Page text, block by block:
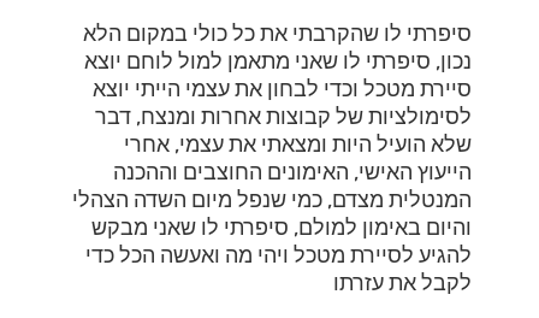
סיפרתי לו שהקרבתי את כל כולי במקום הלא
נכון, סיפרתי לו שאני מתאמן למול לוחם יוצא
סיירת מטכל וכדי לבחון את עצמי הייתי יוצא
לסימולציות של קבוצות אחרות ומנצח, דבר
שלא הועיל היות ומצאתי את עצמי, אחרי
הייעוץ האישי, האימונים החוצבים וההכנה
המנטלית מצדם, כמי שנפל מיום השדה הצהלי
והיום באימון למולם, סיפרתי לו שאני מבקש
להגיע לסיירת מטכל ויהי מה ואעשה הכל כדי
לקבל את עזרתו